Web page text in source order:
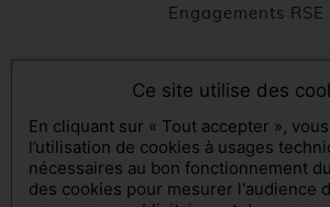
Engagements RSE
Console SecretBox ®, éditeur de la
Partenaires médias :
Ce site utilise des
En cliquant sur « Tout accepter »,
l’utilisation de cookies à usages
nécessaires au bon fonctionnement
des cookies pour mesurer l'audience